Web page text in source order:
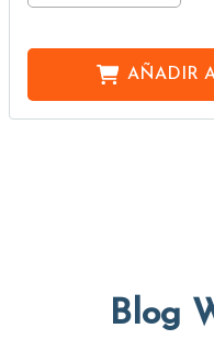
AÑADIR
Blog